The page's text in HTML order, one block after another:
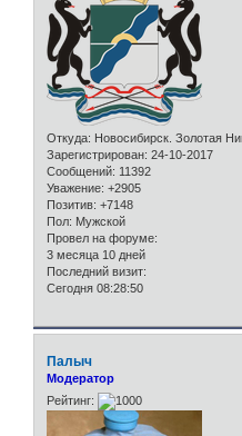
Откуда: Новосибирск. Золотая
Зарегистрирован: 24-10-2017
Сообщений: 11392
Уважение: +2905
Позитив: +7148
Пол: Мужской
Провел на форуме:
3 месяца 10 дней
Последний визит:
Сегодня 08:28:50
Палыч
Модератор
Рейтинг: